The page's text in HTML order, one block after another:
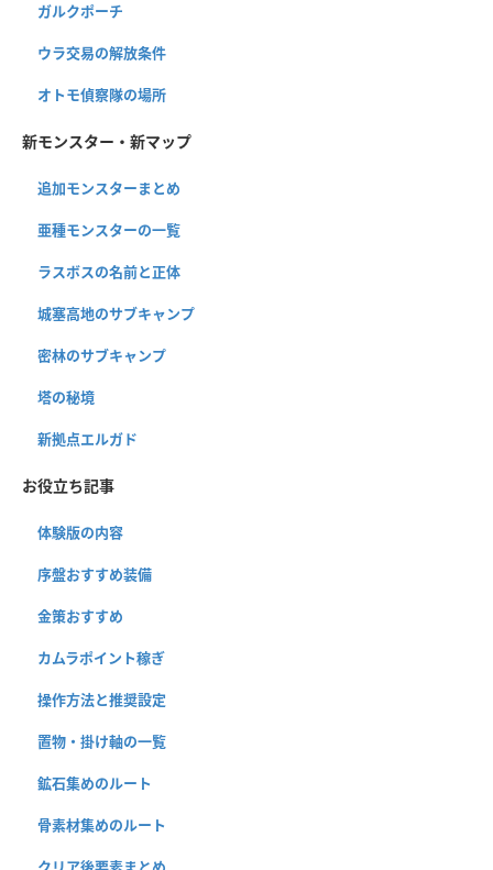
ガルクポーチ
ウラ交易の解放条件
オトモ偵察隊の場所
新モンスター・新マップ
追加モンスターまとめ
亜種モンスターの一覧
ラスボスの名前と正体
城塞高地のサブキャンプ
密林のサブキャンプ
塔の秘境
新拠点エルガド
お役立ち記事
体験版の内容
序盤おすすめ装備
金策おすすめ
カムラポイント稼ぎ
操作方法と推奨設定
置物・掛け軸の一覧
鉱石集めのルート
骨素材集めのルート